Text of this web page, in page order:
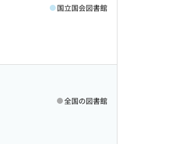
国立国会図書館
全国の図書館